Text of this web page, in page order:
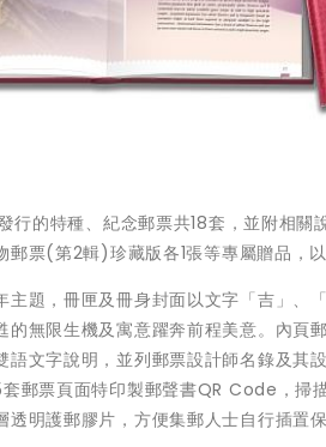
行的特種、紀念郵票共18套，並附相
郵票(第2輯)珍藏版各1張等專屬贈品，以
主題，冊匣及冊身封面以文字「吉」、
的無限生機及寓意躍奔前程美意。內頁
語文字說明，並列郵票設計師名錄及
郵票頁面特印製郵聲書QR Code，掃
明護郵膠片，方便集郵人士自行插置